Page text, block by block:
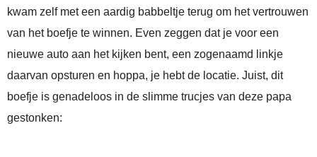
kwam zelf met een aardig babbeltje terug om het vertrouwen
van het boefje te winnen. Even zeggen dat je voor een
nieuwe auto aan het kijken bent, een zogenaamd linkje
daarvan opsturen en hoppa, je hebt de locatie. Juist, dit
boefje is genadeloos in de slimme trucjes van deze papa
gestonken: